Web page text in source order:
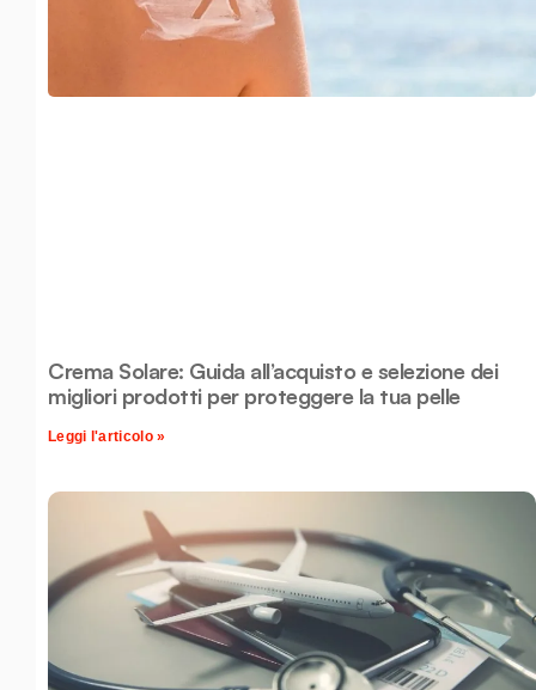
Crema Solare: Guida all’acquisto e selezione dei
migliori prodotti per proteggere la tua pelle
Leggi l'articolo »